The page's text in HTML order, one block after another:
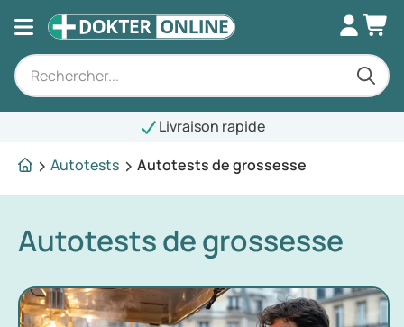
Livraison rapide
Autotests
Autotests de grossesse
Autotests de grossesse